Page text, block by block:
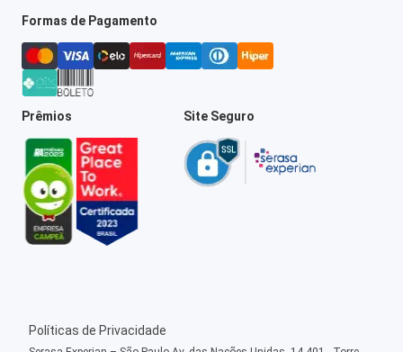
Formas de Pagamento
Prêmios Site Seguro
Políticas de Privacidade